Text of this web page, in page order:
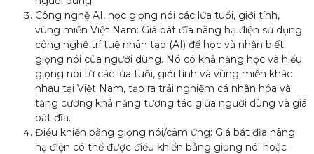
Công nghệ AI, học giọng nói các lứa tuổi, giới tính,
vùng miền Việt Nam: Giá bát đĩa nâng hạ điện sử dụng
công nghệ trí tuệ nhân tạo (AI) để học và nhận biết
giọng nói của người dùng. Nó có khả năng học và hiểu
giọng nói từ các lứa tuổi, giới tính và vùng miền khác
nhau tại Việt Nam, tạo ra trải nghiệm cá nhân hóa và
tăng cường khả năng tương tác giữa người dùng và giá
bát đĩa.
Điều khiển bằng giọng nói/cảm ứng: Giá bát đĩa nâng
hạ điện có thể được điều khiển bằng giọng nói hoặc